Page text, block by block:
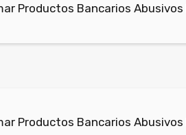
Productos Bancarios Abusivos
Productos Bancarios